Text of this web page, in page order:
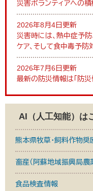
災害ボランティアへの
2026年8月4日更新
災害時には、熱中症予防
ケア、そして食中毒予防
2026年7月6日更新
最新の防災情報は「防
AI（人工知能）は
熊本県牧草・飼料作物奨
畜産（阿蘇地域振興局農
食品検査情報